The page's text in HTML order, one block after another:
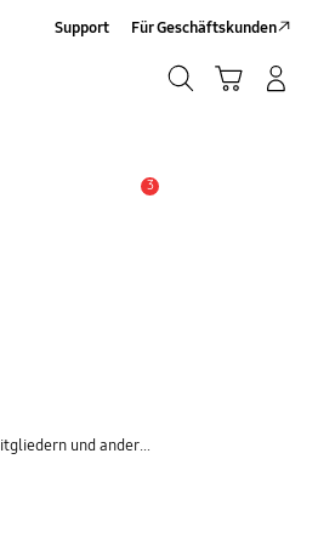
Support Für Geschäftskunden
3
Kontakten zu teilen